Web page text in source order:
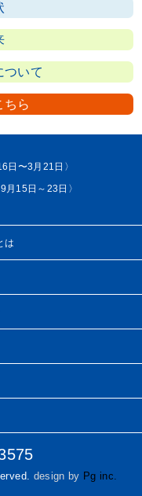
ついて
ちら
日〜3月21日〉
15日～23日〉
は
design by Pg inc.